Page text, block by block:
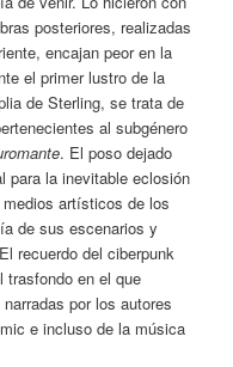
posteriores, realizadas
encajan peor en la
el primer lustro de la
de Sterling, se trata de
al subgénero
. El poso dejado
para la inevitable eclosión
artísticos de los
de sus escenarios y
recuerdo del ciberpunk
trasfondo en el que
por los autores
e incluso de la música